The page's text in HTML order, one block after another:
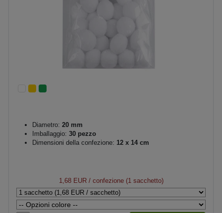
Diametro: 20 mm
Imballaggio: 30 pezzo
Dimensioni della confezione: 12 x 14 cm
1,68 EUR/ confezione (1 sacchetto)